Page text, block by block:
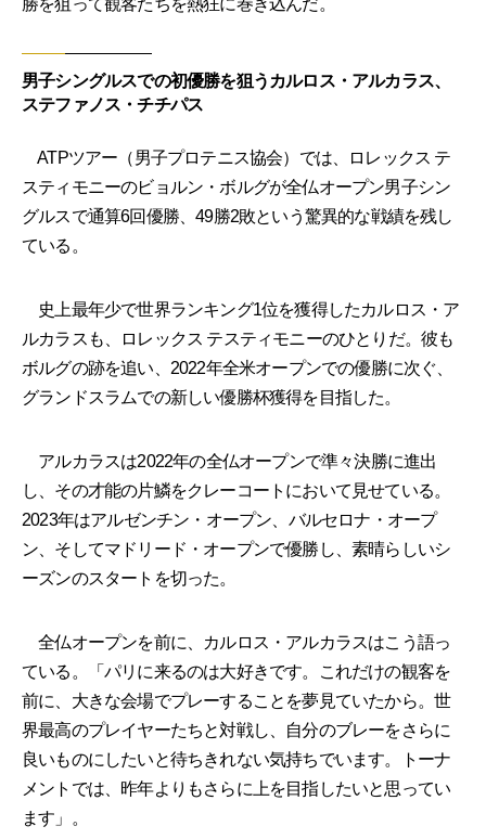
勝を狙って観客たちを熱狂に巻き込んだ。
男子シングルスでの初優勝を狙うカルロス・アルカラス、
ステファノス・チチパス
ATPツアー（男子プロテニス協会）では、ロレックス テ
スティモニーのビョルン・ボルグが全仏オープン男子シン
グルスで通算6回優勝、49勝2敗という驚異的な戦績を残し
ている。
史上最年少で世界ランキング1位を獲得したカルロス・ア
ルカラスも、ロレックス テスティモニーのひとりだ。彼も
ボルグの跡を追い、2022年全米オープンでの優勝に次ぐ、
グランドスラムでの新しい優勝杯獲得を目指した。
アルカラスは2022年の全仏オープンで準々決勝に進出
し、その才能の片鱗をクレーコートにおいて見せている。
2023年はアルゼンチン・オープン、バルセロナ・オープ
ン、そしてマドリード・オープンで優勝し、素晴らしいシ
ーズンのスタートを切った。
全仏オープンを前に、カルロス・アルカラスはこう語っ
ている。「パリに来るのは大好きです。これだけの観客を
前に、大きな会場でプレーすることを夢見ていたから。世
界最高のプレイヤーたちと対戦し、自分のブレーをさらに
良いものにしたいと待ちきれない気持ちでいます。トーナ
メントでは、昨年よりもさらに上を目指したいと思ってい
ます」。